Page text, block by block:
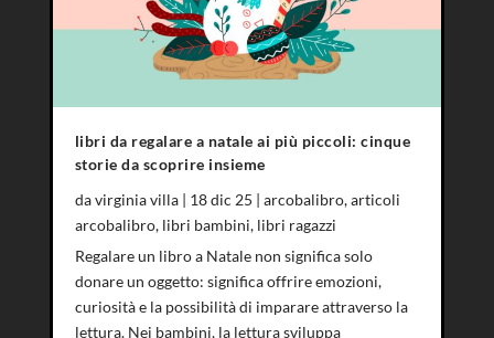
libri da regalare a natale ai più piccoli: cinque
storie da scoprire insieme
davirginia villa| 18 dic 25 | arcobalibro,articoli
arcobalibro, libri bambini, libri ragazzi
Regalare un libro a Natale non significa solo
donare un oggetto: significa offrire emozioni,
curiosità e la possibilità di imparare attraverso la
lettura. Nei bambini, la lettura sviluppa